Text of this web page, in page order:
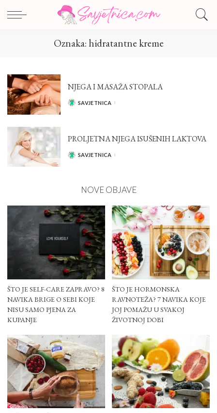
Oznaka:hidratantne kreme
NJEGA I MASAŽA STOPALA
POSTED
SAVJETNICA
PROLJETNA NJEGA ISUŠENIH LAKTOVA
POSTED
SAVJETNICA
NOVE OBJAVE
ŠTO JE SELF-CARE ZAPRAVO? 8
NAVIKA BRIGE O SEBI KOJE
NISU SAMO PJENA ZA
KUPANJE
ŠTO JE HORMONSKA
RAVNOTEŽA? 7 NAVIKA KOJE
JOJ POMAŽU U SVAKOJ
ŽIVOTNOJ DOBI